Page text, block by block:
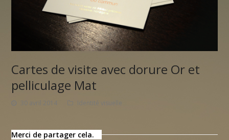
Cartes de visite avec dorure Or et
pelliculage Mat
Merci de partager cela.